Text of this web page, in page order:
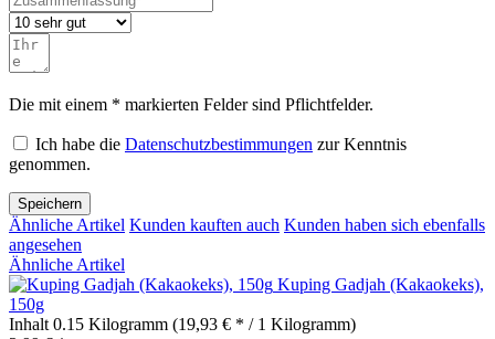
Die mit einem * markierten Felder sind Pflichtfelder.
Ich habe die Datenschutzbestimmungen zur Kenntnis
genommen.
Speichern
Ähnliche Artikel Kunden kauften auch Kunden haben sich ebenfalls
angesehen
Ähnliche Artikel
Kuping Gadjah (Kakaokeks),
150g
Inhalt 0.15 Kilogramm (19,93 € * / 1 Kilogramm)